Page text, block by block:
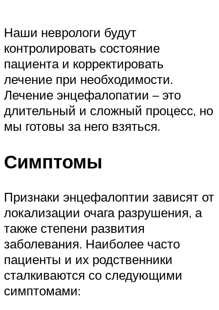
Наши неврологи будут
контролировать состояние
пациента и корректировать
лечение при необходимости.
Лечение энцефалопатии – это
длительный и сложный процесс, но
мы готовы за него взяться.
Симптомы
Признаки энцефалоптии зависят от
локализации очага разрушения, а
также степени развития
заболевания. Наиболее часто
пациенты и их родственники
сталкиваются со следующими
симптомами: